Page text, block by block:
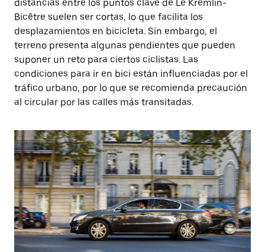
distancias entre los puntos clave de Le Kremlin-
Bicêtre suelen ser cortas, lo que facilita los
desplazamientos en bicicleta. Sin embargo, el
terreno presenta algunas pendientes que pueden
suponer un reto para ciertos ciclistas. Las
condiciones para ir en bici están influenciadas por el
tráfico urbano, por lo que se recomienda precaución
al circular por las calles más transitadas.